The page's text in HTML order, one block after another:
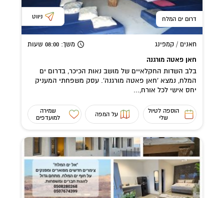
דרום ים המלח ניווט
חאנים / קמפינג משך: 08:00 שעות
חאן פאטה מורגנה
בלב השדות החקלאיים של מושב נאות הכיכר, בדרום ים
המלח, נמצא 'חאן פאטה מורגנה'. עסק משפחתי המעניק
יחס אישי לכל אורח,...
הוספה לטיול
שלי
על המפה
שמירה
למועדפים